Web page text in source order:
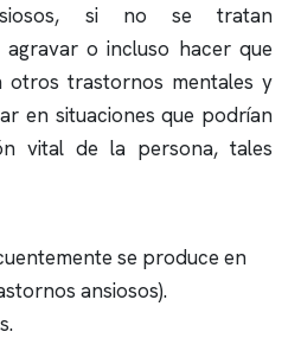
si no se tratan
agravar o incluso hacer que
otros trastornos mentales y
en situaciones que podrían
vital de la persona, tales
se produce en
ansiosos).